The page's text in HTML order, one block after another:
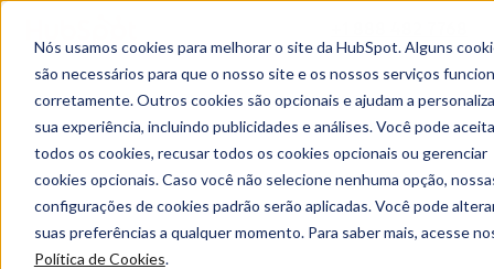
Nós usamos cookies para melhorar o site da HubSpot. Alguns
são necessários para que o nosso site e os nossos serviços
corretamente. Outros cookies são opcionais e ajudam a
sua experiência, incluindo publicidades e análises. Você pode
todos os cookies, recusar todos os cookies opcionais ou gerenciar
cookies opcionais. Caso você não selecione nenhuma opção,
configurações de cookies padrão serão aplicadas. Você pode
suas preferências a qualquer momento. Para saber mais, acesse
Política de Cookies.
2025
Tendências em IA para
profissionais de
marketing